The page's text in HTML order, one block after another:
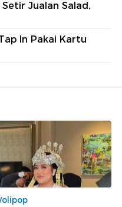
Jualan Salad,
In Pakai Kartu